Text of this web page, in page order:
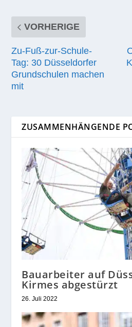
VORHERIGE
Zu-Fuß-zur-Schule-
Tag: 30 Düsseldorfer
Grundschulen machen
mit
ZUSAMMENHÄNGENDE
Bauarbeiter auf
Kirmes abgestürzt
26. Juli 2022